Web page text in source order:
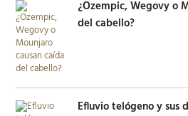
¿Ozempic, Wegovy o
del cabello?
Efluvio telógeno y sus